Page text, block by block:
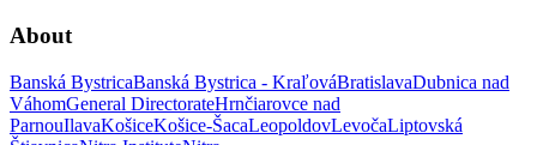
About
Banská BystricaBanská Bystrica - KraľováBratislavaDubnica nad
VáhomGeneral DirectorateHrnčiarovce nad
ParnouIlavaKošiceKošice-ŠacaLeopoldovLevočaLiptovská